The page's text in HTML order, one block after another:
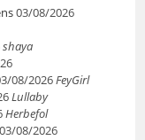
03/08/2026
shaya
08/2026FeyGirl
Lullaby
Herbefol
03/08/2026